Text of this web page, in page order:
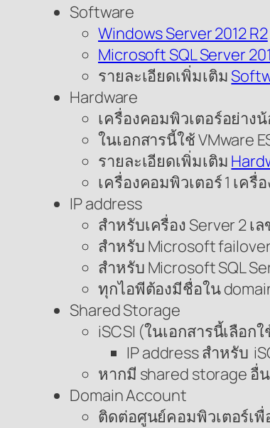
Software
Windows Server 2012 R2
Microsoft SQL Server
รายละเอียดเพิ่มเติม
Hardware
เครื่องคอมพิวเตอร์อย่างน้
ในเอกสารนี้ใช้ VMware
รายละเอียดเพิ่มเติม
เครื่องคอมพิวเตอร์ 1 เครื่
IP address
สำหรับเครื่อง Server 2 เล
สำหรับ Microsoft
สำหรับ Microsoft SQL
ทุกไอพีต้องมีชื่อใน
Shared Storage
iSCSI (ในเอกสารนี้เลือกใ
IP address สำหรับ
หากมี shared storage อื่
Domain Account
ติดต่อศูนย์คอมพิวเตอร์เ